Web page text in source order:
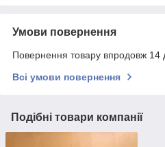
Умови повернення
Повернення товару впродовж 14
Всі умови повернення
Подібні товари компанії